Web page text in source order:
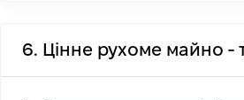
6. Цінне рухоме майно -